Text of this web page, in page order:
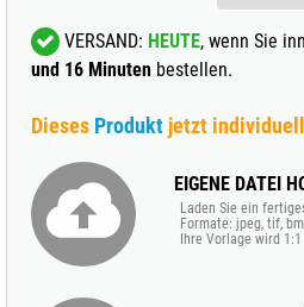
VERSAND: HEUTE, wenn Sie
und 16 Minuten bestellen.
Dieses Produkt jetzt
EIGENE DATEI
Laden Sie ein
Formate: jpeg, tif,
Ihre Vorlage wird